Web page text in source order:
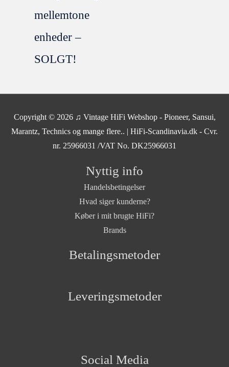
mellemtone
enheder –
SOLGT!
Copyright © 2026 ♫ Vintage HiFi Webshop - Pioneer, Sansui,
Marantz, Technics og mange flere.. | HiFi-Scandinavia.dk - Cvr.
nr. 25966031 /VAT No. DK25966031
Nyttig info
Handelsbetingelser
Hvad siger kunderne?
Køber i mit brugte HiFi?
Brands
Betalingsmetoder
Leveringsmetoder
Social Media